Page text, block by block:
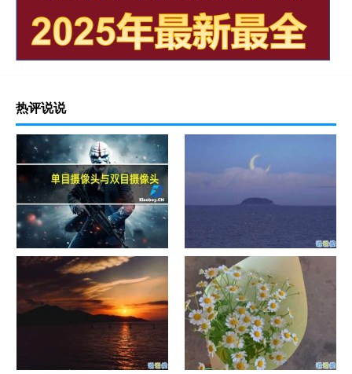
热评说说
单目摄像头与双目摄像头
晚安励志语录带图片 晚安心语
励志鸡汤